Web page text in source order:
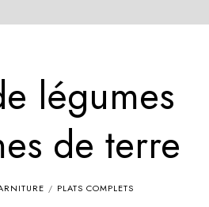
légumes
de terre
/ PLATS COMPLETS